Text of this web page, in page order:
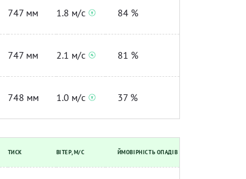
747 мм 1.8 м/с 84 %
747 мм 2.1 м/с 81 %
748 мм 1.0 м/с 37 %
ТИСК ВІТЕР, М/С ЙМОВІРНІСТЬ ОПАДІВ